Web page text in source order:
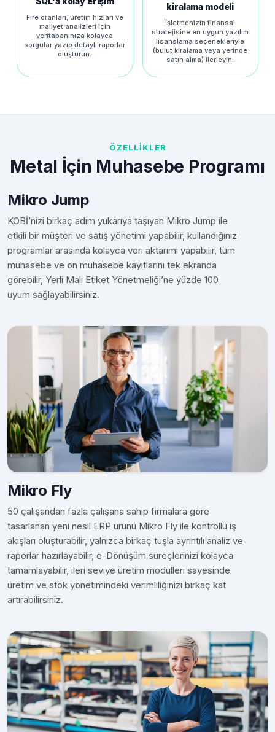
Fire oranları, üretim hızları ve
maliyet analizleri için
veritabanınıza kolayca
sorgular yazıp detaylı raporlar
oluşturun.
kiralama modeli
İşletmenizin finansal
stratejisine en uygun yazılım
lisanslama seçenekleriyle
(bulut kiralama veya yerinde
satın alma) ilerleyin.
ÖZELLİKLER
Metal İçin Muhasebe Programı
Mikro Jump
KOBİ’nizi birkaç adım yukarıya taşıyan Mikro Jump ile
etkili bir müşteri ve satış yönetimi yapabilir, kullandığınız
programlar arasında kolayca veri aktarımı yapabilir, tüm
muhasebe ve ön muhasebe kayıtlarını tek ekranda
görebilir, Yerli Malı Etiket Yönetmeliği’ne yüzde 100
uyum sağlayabilirsiniz.
Mikro Fly
50 çalışandan fazla çalışana sahip firmalara göre
tasarlanan yeni nesil ERP ürünü Mikro Fly ile kontrollü iş
akışları oluşturabilir, yalnızca birkaç tuşla ayrıntılı analiz ve
raporlar hazırlayabilir, e-Dönüşüm süreçlerinizi kolayca
tamamlayabilir, ileri seviye üretim modülleri sayesinde
üretim ve stok yönetimindeki verimliliğinizi birkaç kat
artırabilirsiniz.